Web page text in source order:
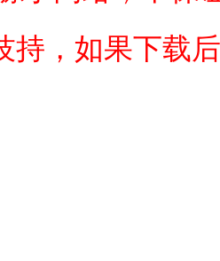
持，如果下载